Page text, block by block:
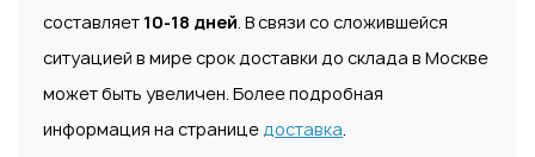
составляет 10-18 дней. В связи со сложившейся
ситуацией в мире срок доставки до склада в Москве
может быть увеличен. Более подробная
информация на страницедоставка.